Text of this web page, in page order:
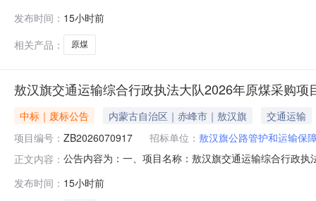
{{zkPrice(productInfo.myBidItem.bidPrice,productInf
发布时间： 15小时前
相关产品：
原煤
敖汉旗交通运输综合行政执法大队2026年原煤采购项
中标｜废标公告 内蒙古自治区｜赤峰市｜敖汉旗
交通运输
项目编号： ZB2026070917 招标单位： 敖汉旗公路管护和运输保
正文内容： 公告内容为：一、项目名称：敖汉旗交通运输综合行政
峰市新城区临潢大街天宇大厦8A层联系人：宋敏哲联系
发布时间： 15小时前